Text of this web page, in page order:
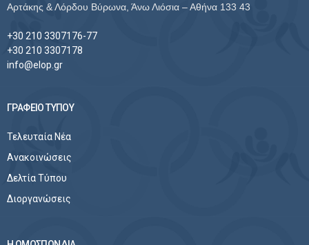
Αρτάκης & Λόρδου Βύρωνα, Άνω Λιόσια – Αθήνα 133 43
+30 210 3307176-77
+30 210 3307178
info@elop.gr
ΓΡΑΦΕΙΟ ΤΥΠΟΥ
Τελευταία Νέα
Ανακοινώσεις
Δελτία Τύπου
Διοργανώσεις